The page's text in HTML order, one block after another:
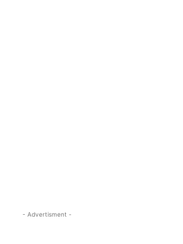
- Advertisment -